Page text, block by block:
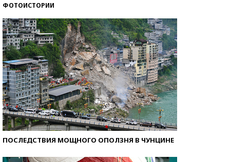
ФОТОИСТОРИИ
ПОСЛЕДСТВИЯ МОЩНОГО ОПОЛЗНЯ В ЧУНЦИНЕ